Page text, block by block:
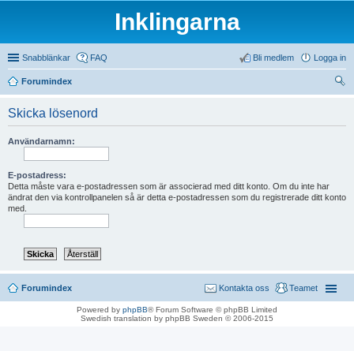
Inklingarna
Snabblänkar FAQ Logga in
Bli medlem
Forumindex
Skicka lösenord
Användarnamn:
E-postadress:
Detta måste vara e-postadressen som är associerad med ditt konto. Om du inte har
ändrat den via kontrollpanelen så är detta e-postadressen som du registrerade ditt konto
med.
Forumindex Teamet
Kontakta oss
Powered by phpBB® Forum Software © phpBB Limited
Swedish translation by phpBB Sweden © 2006-2015